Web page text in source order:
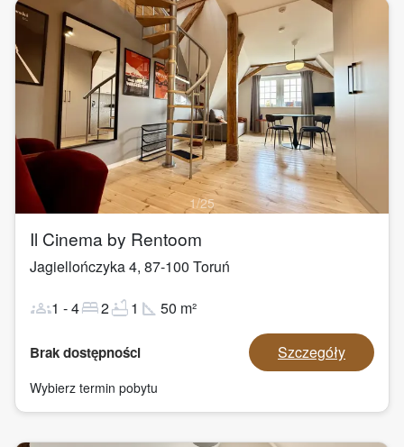
1/25
Il Cinema by Rentoom
Jagiellończyka 4, 87-100 Toruń
groups1 -4bed2bathtub1 square_foot 50 m²
Brak dostępności Szczegóły
Wybierz termin pobytu